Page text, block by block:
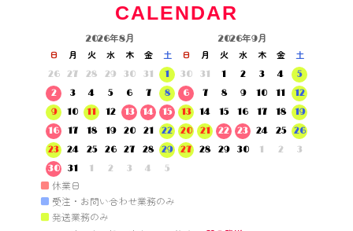
CALENDAR
2026年8月
日 月 火 水 木 金
土
26
27 28 29 30 31
1
2
3 4 5 6 7
8
9
10 11 12 13 14
15
16
17 18 19 20 21
22
23
24 25 26 27 28
29
30
31 1 2 3 4 5
2026年9月
日 月 火 水 木 金
土
30
31 1 2 3 4
5
6
7 8 9 10 11
12
13
14 15 16 17 18
19
20
21 22 23 24 25
26
27
28 29 30 1 2 3
■ 休業日
■ 受注・お問い合わせ業務のみ
■ 発送業務のみ